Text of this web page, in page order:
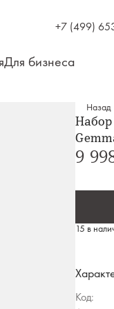
+7 (499)
Для бизнеса
Назад
Набор
9
15 в
Код: